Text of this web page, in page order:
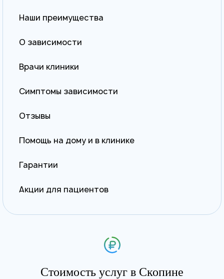
Наши преимущества
О зависимости
Врачи клиники
Симптомы зависимости
Отзывы
Помощь на дому и в клинике
Гарантии
Акции для пациентов
Стоимость услуг в Скопине